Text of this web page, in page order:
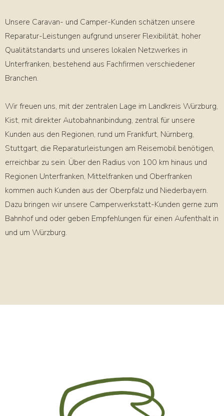
Unsere Caravan- und Camper-Kunden schätzen unsere
Reparatur-Leistungen aufgrund unserer Flexibilität, hoher
Qualitätstandarts und unseres lokalen Netzwerkes in
Unterfranken, bestehend aus Fachfirmen verschiedener
Branchen.
Wir freuen uns, mit der zentralen Lage im Landkreis Würzburg,
Kist, mit direkter Autobahnanbindung, zentral für unsere
Kunden aus den Regionen, rund um Frankfurt, Nürnberg,
Stuttgart, die Reparaturleistungen am Reisemobil benötigen,
erreichbar zu sein. Über den Radius von 100 km hinaus und
Regionen Unterfranken, Mittelfranken und Oberfranken
kommen auch Kunden aus der Oberpfalz und Niederbayern.
Dazu bringen wir unsere Camperwerkstatt-Kunden gerne zum
Bahnhof und oder geben Empfehlungen für einen Aufenthalt in
und um Würzburg.